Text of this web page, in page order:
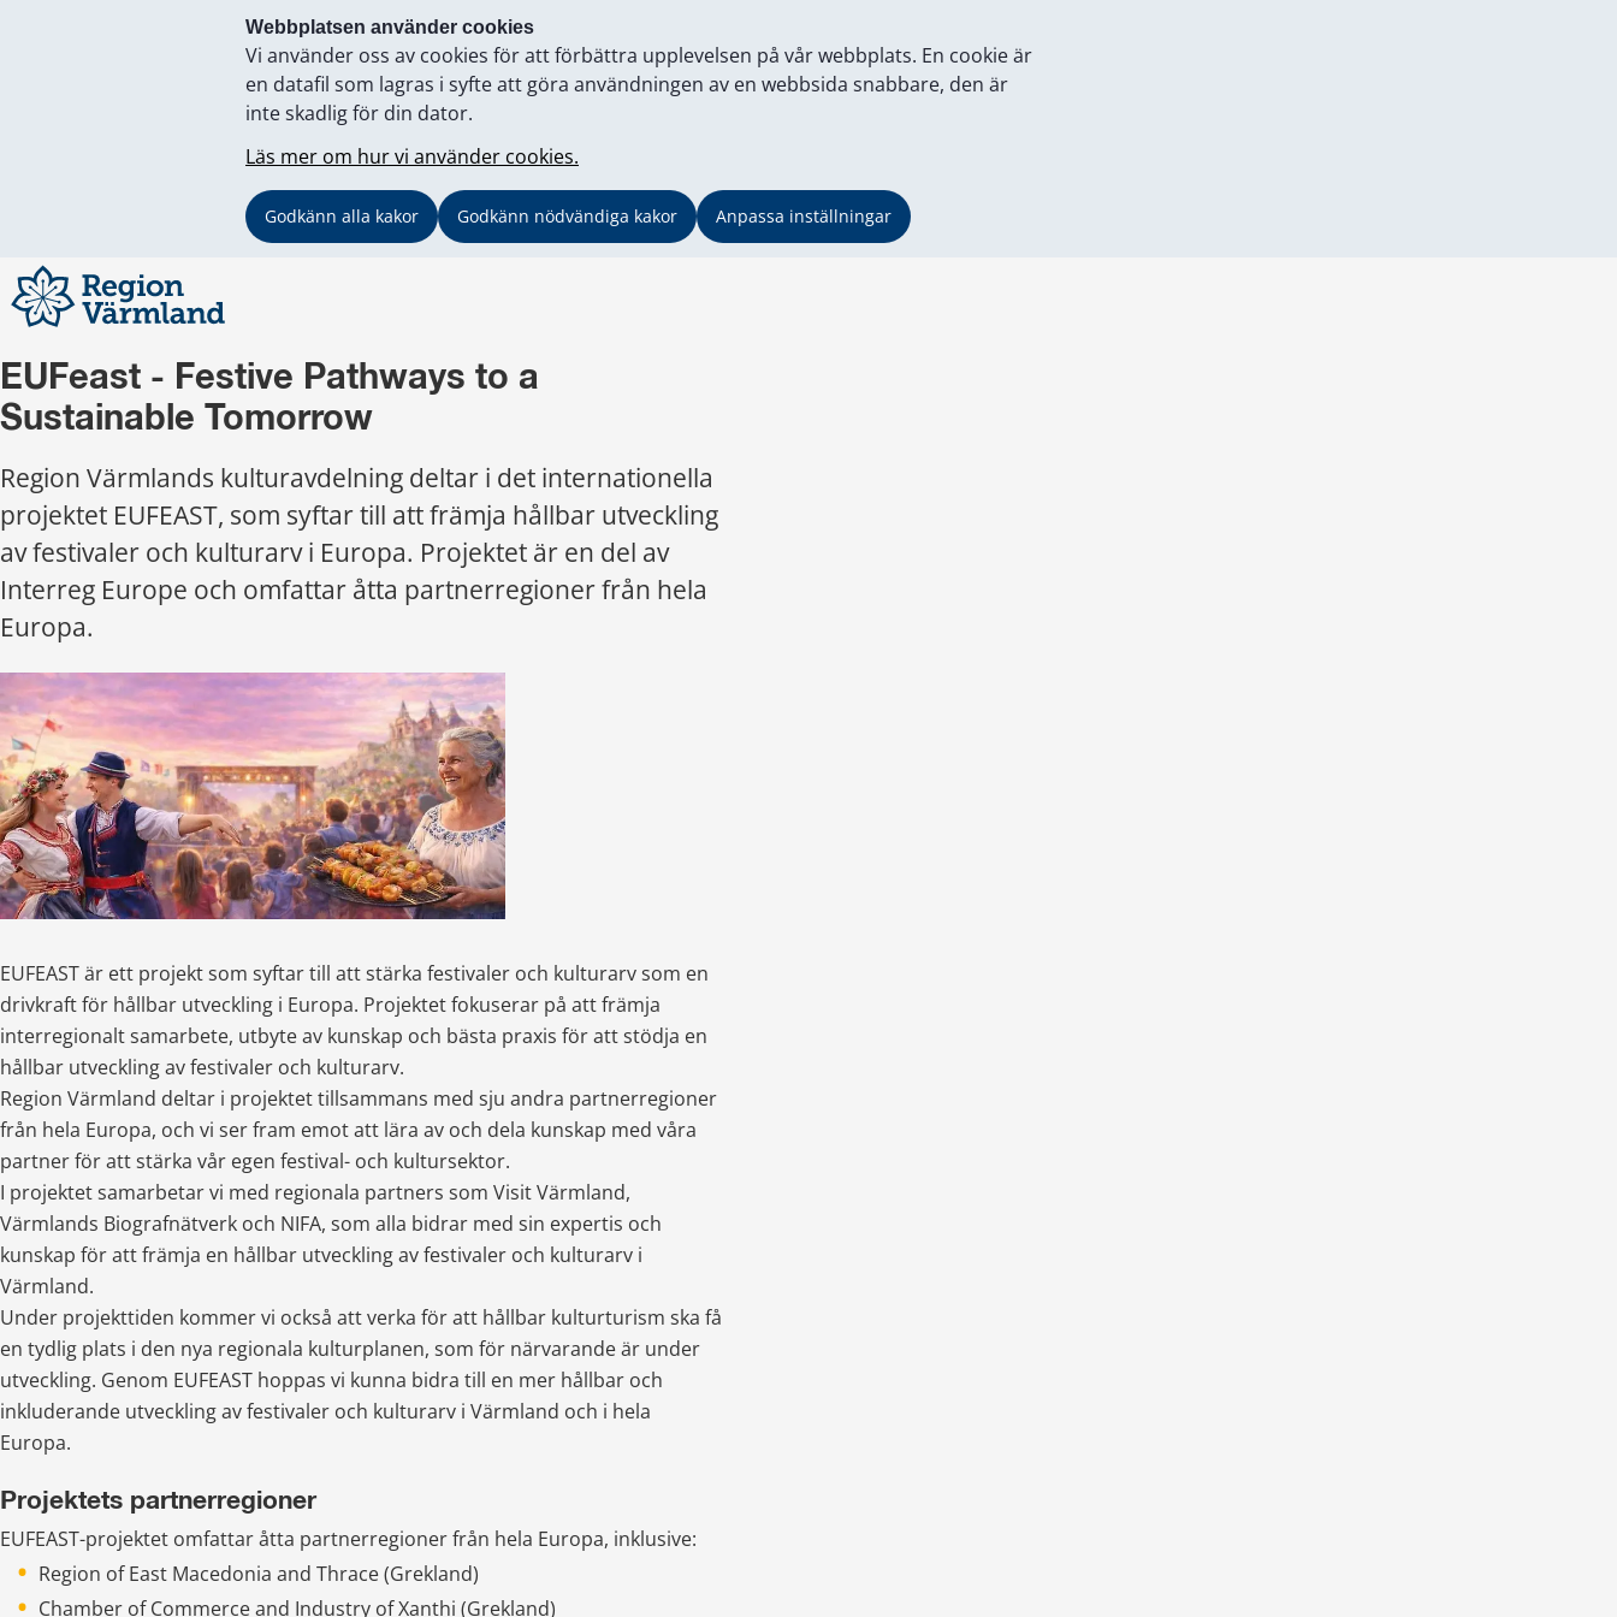
Webbplatsen använder cookies
Vi använder oss av cookies för att förbättra upplevelsen på vår webbplats. En cookie är
en datafil som lagras i syfte att göra användningen av en webbsida snabbare, den är
inte skadlig för din dator.
Läs mer om hur vi använder cookies.
Godkänn alla kakor Godkänn nödvändiga kakor Anpassa inställningar
EUFeast - Festive Pathways to a
Sustainable Tomorrow
Region Värmlands kulturavdelning deltar i det internationella
projektet EUFEAST, som syftar till att främja hållbar utveckling
av festivaler och kulturarv i Europa. Projektet är en del av
Interreg Europe och omfattar åtta partnerregioner från hela
Europa.
EUFEAST är ett projekt som syftar till att stärka festivaler och kulturarv som en
drivkraft för hållbar utveckling i Europa. Projektet fokuserar på att främja
interregionalt samarbete, utbyte av kunskap och bästa praxis för att stödja en
hållbar utveckling av festivaler och kulturarv.
Region Värmland deltar i projektet tillsammans med sju andra partnerregioner
från hela Europa, och vi ser fram emot att lära av och dela kunskap med våra
partner för att stärka vår egen festival- och kultursektor.
I projektet samarbetar vi med regionala partners som Visit Värmland,
Värmlands Biografnätverk och NIFA, som alla bidrar med sin expertis och
kunskap för att främja en hållbar utveckling av festivaler och kulturarv i
Värmland.
Under projekttiden kommer vi också att verka för att hållbar kulturturism ska få
en tydlig plats i den nya regionala kulturplanen, som för närvarande är under
utveckling. Genom EUFEAST hoppas vi kunna bidra till en mer hållbar och
inkluderande utveckling av festivaler och kulturarv i Värmland och i hela
Europa.
Projektets partnerregioner
EUFEAST-projektet omfattar åtta partnerregioner från hela Europa, inklusive:
Region of East Macedonia and Thrace (Grekland)
Chamber of Commerce and Industry of Xanthi (Grekland)